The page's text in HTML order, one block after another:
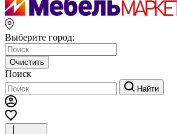
Выберите город:
Очистить
Поиск
Найти